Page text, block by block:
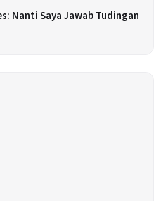
Nanti Saya Jawab Tudingan